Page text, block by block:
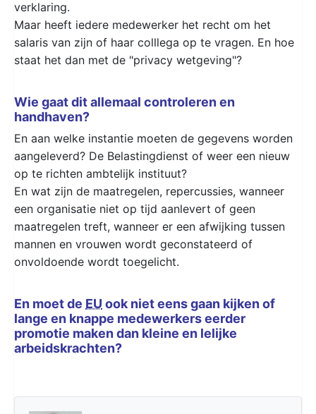
verklaring.
Maar heeft iedere medewerker het recht om het
salaris van zijn of haar colllega op te vragen. En hoe
staat het dan met de "privacy wetgeving"?
Wie gaat dit allemaal controleren en
handhaven?
En aan welke instantie moeten de gegevens worden
aangeleverd? De Belastingdienst of weer een nieuw
op te richten ambtelijk instituut?
En wat zijn de maatregelen, repercussies, wanneer
een organisatie niet op tijd aanlevert of geen
maatregelen treft, wanneer er een afwijking tussen
mannen en vrouwen wordt geconstateerd of
onvoldoende wordt toegelicht.
En moet de EU ook niet eens gaan kijken of
lange en knappe medewerkers eerder
promotie maken dan kleine en lelijke
arbeidskrachten?